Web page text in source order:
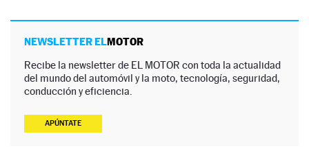
NEWSLETTER ELMOTOR
Recibe la newsletter de EL MOTOR con toda la actualidad
del mundo del automóvil y la moto, tecnología, seguridad,
conducción y eficiencia.
APÚNTATE